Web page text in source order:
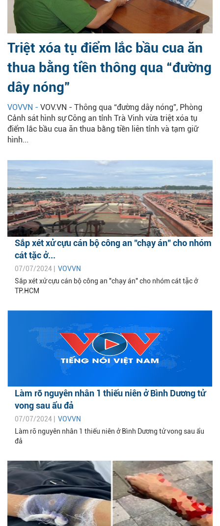
Triệt xóa tụ điểm lắc bầu cua ăn
thua bằng tiền thông qua “đường
dây nóng”
VOVVN - VOV.VN - Thông qua “đường dây nóng”, Phòng
Cảnh sát hình sự Công an tỉnh Trà Vinh vừa triệt xóa tụ
điểm lắc bầu cua ăn thua bằng tiền liên tỉnh và tạm giữ
hình...
Sắp xét xử cựu cán bộ công an "chạy án" cho nhóm
cát tặc ở...
07/07/2024 | VOVVN
Sắp xét xử cựu cán bộ công an "chạy án" cho nhóm cát tặc ở
TP.HCM
Làm rõ nguyên nhân 1 thiếu niên ở Bình Dương tử
vong sau ẩu đả
07/07/2024 | VOVVN
Làm rõ nguyên nhân 1 thiếu niên ở Bình Dương tử vong sau ẩu
đả